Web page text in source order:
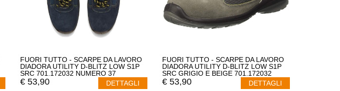
FUORI TUTTO - SCARPE DA LAVORO
DIADORA UTILITY D-BLITZ LOW S1P
SRC 701.172032 NUMERO 37
€ 53,90 DETTAGLI
FUORI TUTTO - SCARPE DA LAVORO
DIADORA UTILITY D-BLITZ LOW S1P
SRC GRIGIO E BEIGE 701.172032
NUMERO 36
€ 53,90 DETTAGLI